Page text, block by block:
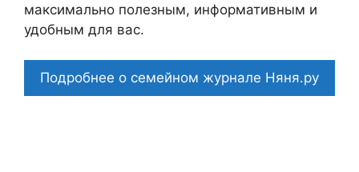
максимально полезным, информативным и
удобным для вас.
Подробнее о семейном журнале Няня.ру